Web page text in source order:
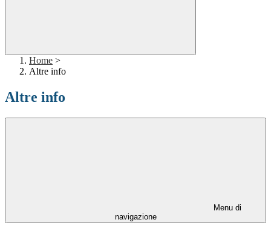
Home >
Altre info
Altre info
Menu di
navigazione